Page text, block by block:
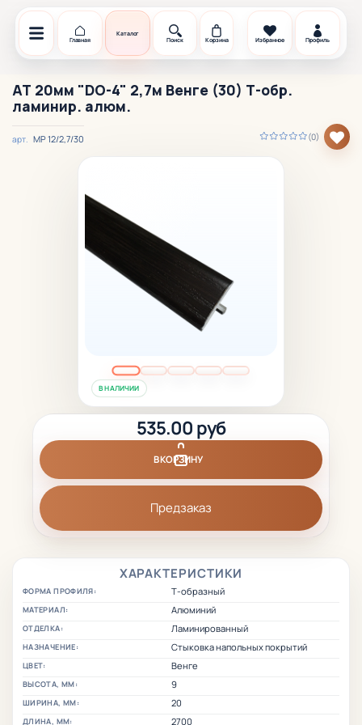
Главная
Каталог
Поиск
Корзина Избранное Профиль
АТ 20мм "DO-4" 2,7м Венге (30) Т-обр.
ламинир. алюм.
(0)
арт. МР 12/2,7/30
В НАЛИЧИИ
ХАРАКТЕРИСТИКИ
ФОРМА ПРОФИЛЯ: Т-образный
МАТЕРИАЛ: Алюминий
ОТДЕЛКА: Ламинированный
НАЗНАЧЕНИЕ: Стыковка напольных покрытий
ЦВЕТ: Венге
ВЫСОТА, ММ: 9
ШИРИНА, ММ: 20
ДЛИНА, ММ: 2700
535.00 руб
В КОРЗИНУ
Предзаказ